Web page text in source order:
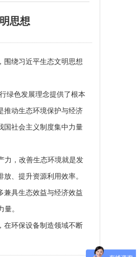
思想
围绕习近平生态文明思想
绿色发展理念提供了根本
推动生态环境保护与经济
国社会主义制度集中力量
力，改善生态环境就是发
、提升资源利用效率。
兼具生态效益与经济效益
。
在环保设备制造领域不断